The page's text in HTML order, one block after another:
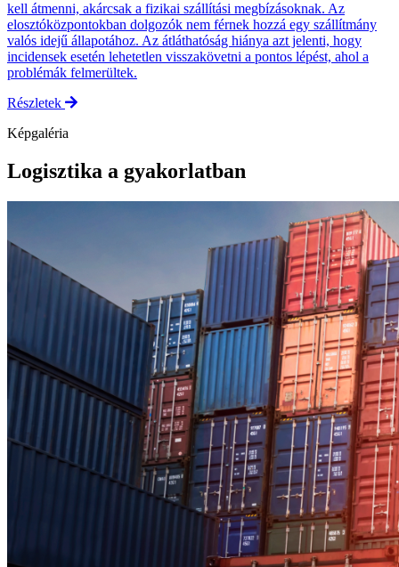
kell átmenni, akárcsak a fizikai szállítási megbízásoknak. Az
elosztóközpontokban dolgozók nem férnek hozzá egy szállítmány
valós idejű állapotához. Az átláthatóság hiánya azt jelenti, hogy
incidensek esetén lehetetlen visszakövetni a pontos lépést, ahol a
problémák felmerültek.
Részletek
Képgaléria
Logisztika a gyakorlatban